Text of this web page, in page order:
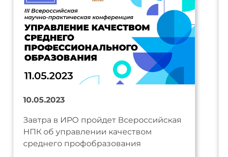
10.05.2023
Завтра в ИРО пройдет Всероссийская
НПК об управлении качеством
среднего профобразования